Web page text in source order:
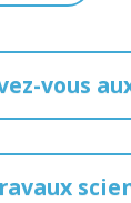
vous